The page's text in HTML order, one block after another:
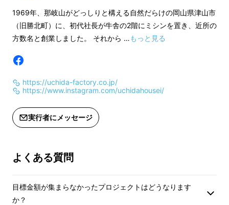
また、レインボーの魅力と共に、
ていく秘密とこの生地を
《 フロントフライ 》
《限定革ラベル》
《 仕上げ 》
ワンウォッシュ（一度洗濯してありま
すので、大きく縮む事はありません）
だし、在庫がない場合は1.2ヶ月お時間
※ご注文状況、生地製作・縫製の都合
により出荷時期が遅れる場合がありま
1969年、那岐山がどっしりと構える自然だらけの岡山県津山市
（旧勝北町）に、初代社長が牛舎の2階にミシンを置き、近所の
方数名と創業しました。 それから …もっと見る
https://uchida-factory.co.jp/
https://www.instagram.com/uchidahousei/
実行者にメッセージ
よくある質問
目標金額が集まらなかったプロジェクトはどうなります
か？